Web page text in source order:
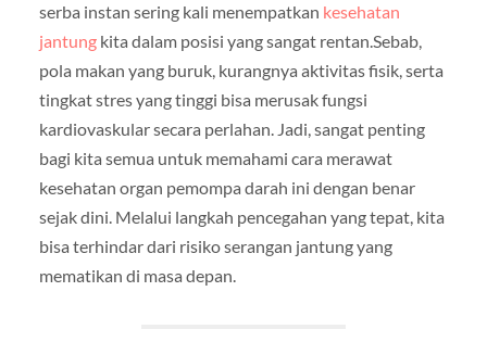
serba instan sering kali menempatkan kesehatan
jantungkita dalam posisi yang sangat rentan.Sebab,
pola makan yang buruk, kurangnya aktivitas fisik, serta
tingkat stres yang tinggi bisa merusak fungsi
kardiovaskular secara perlahan. Jadi, sangat penting
bagi kita semua untuk memahami cara merawat
kesehatan organ pemompa darah ini dengan benar
sejak dini. Melalui langkah pencegahan yang tepat, kita
bisa terhindar dari risiko serangan jantung yang
mematikan di masa depan.